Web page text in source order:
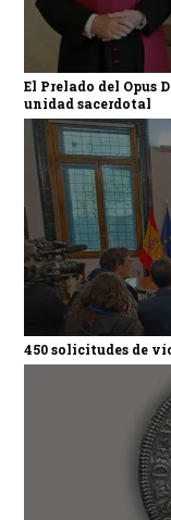
El Prelado del Opus
unidad sacerdotal
450 solicitudes de